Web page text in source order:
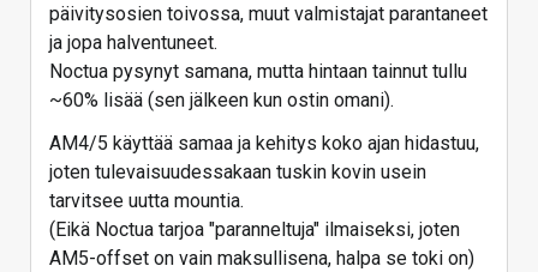
päivitysosien toivossa, muut valmistajat parantaneet
ja jopa halventuneet.
Noctua pysynyt samana, mutta hintaan tainnut tullu
~60% lisää (sen jälkeen kun ostin omani).
AM4/5 käyttää samaa ja kehitys koko ajan hidastuu,
joten tulevaisuudessakaan tuskin kovin usein
tarvitsee uutta mountia.
(Eikä Noctua tarjoa "paranneltuja" ilmaiseksi, joten
AM5-offset on vain maksullisena, halpa se toki on)